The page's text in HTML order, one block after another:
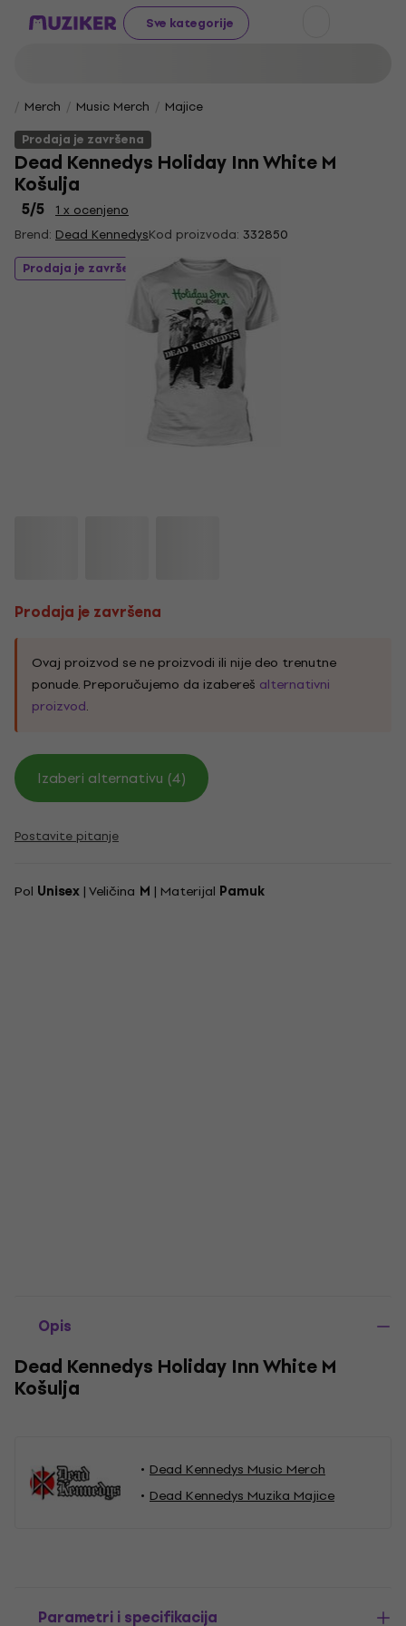
Sve kategorije
Merch Music Merch
Majice
Prodaja je završena
Dead Kennedys Holiday Inn White M
Košulja
5/5
1 x ocenjeno
Brend: Dead KennedysKod proizvoda: 332850
Prodaja je završena
Prodaja je završena
Ovaj proizvod se ne proizvodi ili nije deo trenutne
ponude. Preporučujemo da izabereš alternativni
proizvod.
Izaberi alternativu (4)
Postavite pitanje
Pol Unisex | Veličina M | Materijal Pamuk
Opis
Dead Kennedys Holiday Inn White M
Košulja
Dead Kennedys Music Merch
Dead Kennedys Muzika Majice
Parametri i specifikacija